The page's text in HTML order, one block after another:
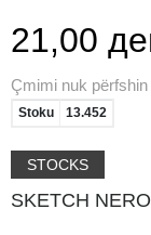
21,00
Çmimi nuk
Stoku 13.452
STOCKS
SKETCH